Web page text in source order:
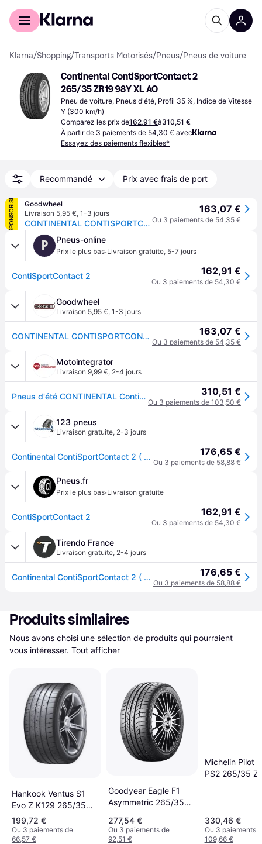
Acheter avec Klarna
Klarna/Shopping/Transports Motorisés/Pneus/Pneus de voiture
Continental ContiSportContact 2
265/35 ZR19 98Y XL AO
Pneu de voiture, Pneus d'été, Profil 35 %, Indice de Vitesse
Y (300 km/h)
Comparez les prix de162,91 €à310,51 €
À partir de 3 paiements de 54,30 € avec
Essayez des paiements flexibles*
Recommandé Prix avec frais de port
SPONSORISÉ
Goodwheel
Livraison 5,95 €, 1-3 jours
CONTINENTAL CONTISPORTCONTACT 2 (AO) 265/35R19 98Y (AO) XL FR
163,07 €
Ou 3 paiements de 54,35 €
P Pneus-online
Prix le plus bas·Livraison gratuite, 5-7 jours
ContiSportContact 2 162,91 €
Ou 3 paiements de 54,30 €
Goodwheel
Livraison 5,95 €, 1-3 jours
CONTINENTAL CONTISPORTCONTACT 2 (AO) 265/35R19 98Y (AO) XL FR 163,07 €
Ou 3 paiements de 54,35 €
Motointegrator
Livraison 9,99 €, 2-4 jours
Pneus d'été CONTINENTAL ContiSportContact 2 265/35R19 XL 98Y 310,51 €
Ou 3 paiements de 103,50 €
123 pneus
Livraison gratuite, 2-3 jours
Continental ContiSportContact 2 ( 265/35 ZR19 98Y XL AO, avec rebord protecteur de jante ) 176,65 €
Ou 3 paiements de 58,88 €
Pneus.fr
Prix le plus bas·Livraison gratuite
ContiSportContact 2 162,91 €
Ou 3 paiements de 54,30 €
Tirendo France
Livraison gratuite, 2-4 jours
Continental ContiSportContact 2 ( 265/35 ZR19 98Y XL AO, avec rebord protecteur de jante ) 176,65 €
Ou 3 paiements de 58,88 €
Produits similaires
Nous avons choisi une sélection de produits qui pourraient
vous intéresser. Tout afficher
Hankook Ventus S1
Evo Z K129 265/35
ZR19 98Y XL 4PR
199,72 €
Ou 3 paiements de
66,57 €
Goodyear Eagle F1
Asymmetric 265/35
277,54 €
Ou 3 paiements de
92,51 €
Michelin Pilot
PS2 265/35
330,46 €
Ou 3 paiements
109,66 €